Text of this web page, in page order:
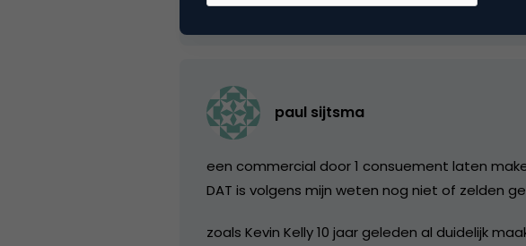
19 december 2005 om 10:35
paul sijtsma
een commercial door 1 consuement laten
DAT is volgens mijn weten nog niet of zelden
zoals Kevin Kelly 10 jaar geleden al duidelijk